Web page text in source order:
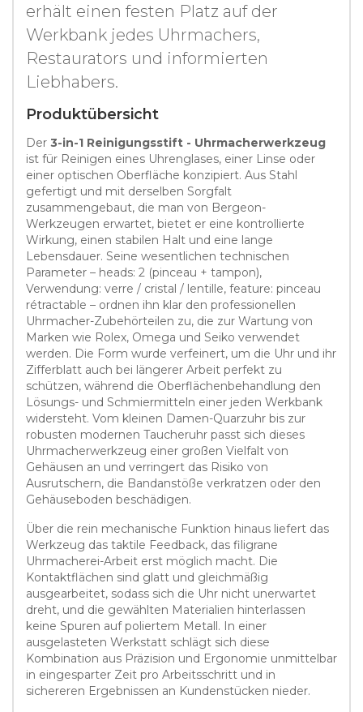
erhält einen festen Platz auf der
Werkbank jedes Uhrmachers,
Restaurators und informierten
Liebhabers.
Produktübersicht
Der 3-in-1 Reinigungsstift - Uhrmacherwerkzeug
ist für Reinigen eines Uhrenglases, einer Linse oder
einer optischen Oberfläche konzipiert. Aus Stahl
gefertigt und mit derselben Sorgfalt
zusammengebaut, die man von Bergeon-
Werkzeugen erwartet, bietet er eine kontrollierte
Wirkung, einen stabilen Halt und eine lange
Lebensdauer. Seine wesentlichen technischen
Parameter – heads: 2 (pinceau + tampon),
Verwendung: verre / cristal / lentille, feature: pinceau
rétractable – ordnen ihn klar den professionellen
Uhrmacher-Zubehörteilen zu, die zur Wartung von
Marken wie Rolex, Omega und Seiko verwendet
werden. Die Form wurde verfeinert, um die Uhr und ihr
Zifferblatt auch bei längerer Arbeit perfekt zu
schützen, während die Oberflächenbehandlung den
Lösungs- und Schmiermitteln einer jeden Werkbank
widersteht. Vom kleinen Damen-Quarzuhr bis zur
robusten modernen Taucheruhr passt sich dieses
Uhrmacherwerkzeug einer großen Vielfalt von
Gehäusen an und verringert das Risiko von
Ausrutschern, die Bandanstöße verkratzen oder den
Gehäuseboden beschädigen.
Über die rein mechanische Funktion hinaus liefert das
Werkzeug das taktile Feedback, das filigrane
Uhrmacherei-Arbeit erst möglich macht. Die
Kontaktflächen sind glatt und gleichmäßig
ausgearbeitet, sodass sich die Uhr nicht unerwartet
dreht, und die gewählten Materialien hinterlassen
keine Spuren auf poliertem Metall. In einer
ausgelasteten Werkstatt schlägt sich diese
Kombination aus Präzision und Ergonomie unmittelbar
in eingesparter Zeit pro Arbeitsschritt und in
sichereren Ergebnissen an Kundenstücken nieder.